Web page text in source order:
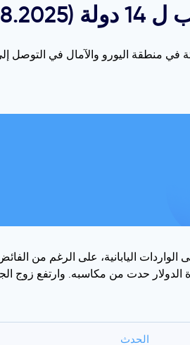
مستفيدًا من ارتفاع مبيعات التجزئة في منطقة
الحدث